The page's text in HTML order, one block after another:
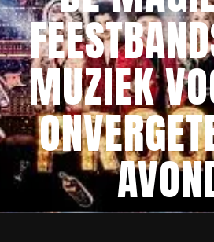
MUZIEK